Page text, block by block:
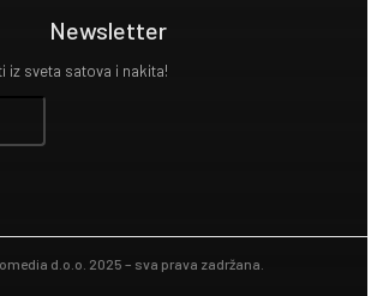
Newsletter
iz sveta satova i nakita!
d.o.o. 2025 – sva prava zadržana.